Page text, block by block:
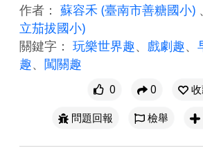
作者： 蘇容禾 (臺南市善糖國小)
立茄拔國小)
關鍵字： 玩樂世界趣、 戲劇趣、
趣、 闖關趣
0 0
問題回報
檢舉